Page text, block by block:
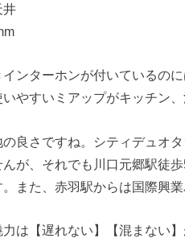
井
ンターホンが付いているの
やすいミアップがキッチン
良さですね。シティデュオ
が、それでも川口元郷駅徒
また、赤羽駅からは国際興
は【遅れない】【混まない